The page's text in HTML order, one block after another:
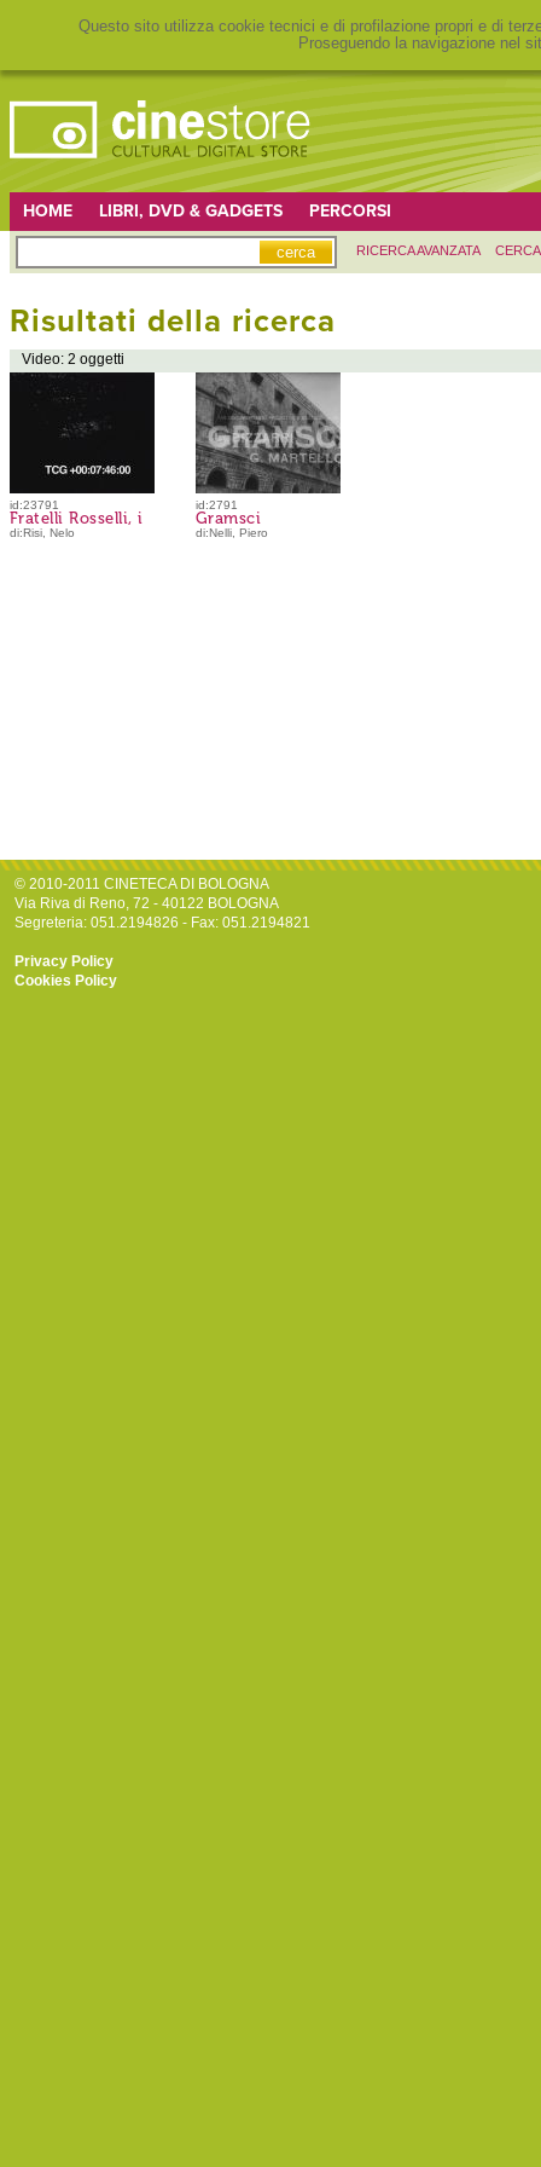
Questo sito utilizza cookie tecnici e di profilazione propri e di
Proseguendo la navigazione nel
HOME LIBRI, DVD & GADGETS PERCORSI
RICERCA AVANZATA
Risultati della ricerca
Video: 2 oggetti
id:23791
Fratelli Rosselli, i
di:Risi, Nelo
id:2791
Gramsci
di:Nelli, Piero
© 2010-2011 CINETECA DI BOLOGNA
Via Riva di Reno, 72 - 40122 BOLOGNA
Segreteria: 051.2194826 - Fax: 051.2194821
Privacy Policy
Cookies Policy